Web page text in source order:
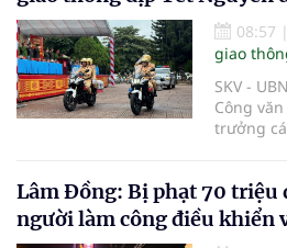
08:57 |
giao
SKV -
Công
trưởng
bảo đảm
thông
Lễ hội
Lâm Đồng: Bị phạt 70 triệu
người làm công điều khiển